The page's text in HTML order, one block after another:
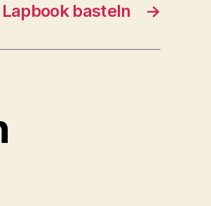
→
basteln